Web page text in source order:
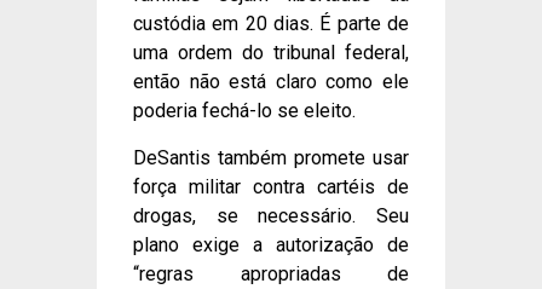
custódia em 20 dias. É parte de
uma ordem do tribunal federal,
então não está claro como ele
poderia fechá-lo se eleito.
DeSantis também promete usar
força militar contra cartéis de
drogas, se necessário. Seu
plano exige a autorização de
“regras apropriadas de